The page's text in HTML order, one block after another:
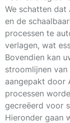
We schatten
en de
processen te
verlagen, wat
Bovendien kan
stroomlijnen
aangepakt door
processen
gecreëerd voor
Hieronder gaan